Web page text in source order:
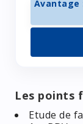
Avantage
Les points
Etude de